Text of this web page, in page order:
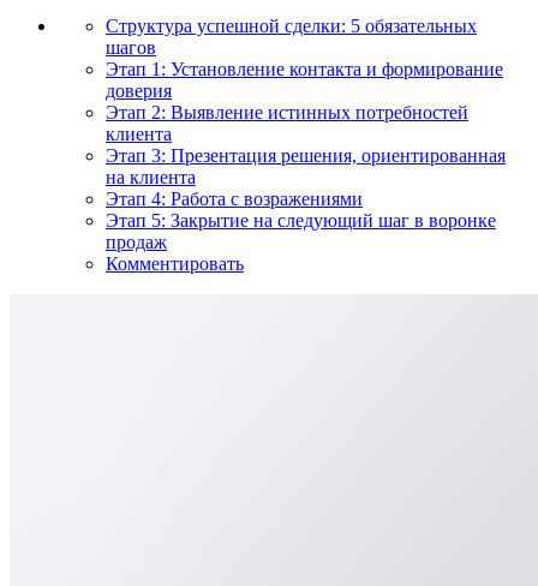
Структура успешной сделки: 5 обязательных
шагов
Этап 1: Установление контакта и формирование
доверия
Этап 2: Выявление истинных потребностей
клиента
Этап 3: Презентация решения, ориентированная
на клиента
Этап 4: Работа с возражениями
Этап 5: Закрытие на следующий шаг в воронке
продаж
Комментировать